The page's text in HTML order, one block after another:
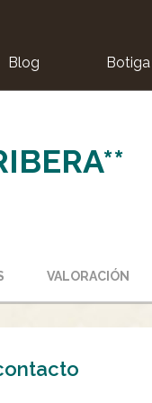
Blog Botiga
VALORACIÓN